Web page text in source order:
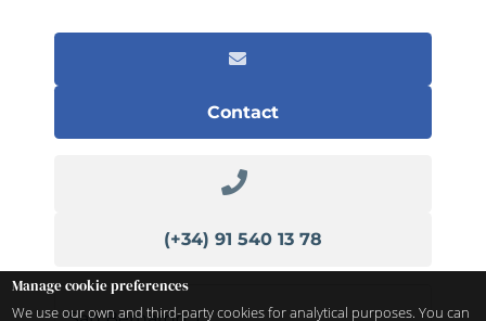
Contact
(+34) 91 540 13 78
Manage cookie preferences
We use our own and third-party cookies for analytical purposes. You can